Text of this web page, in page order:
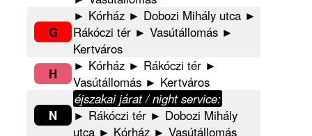
G
► Kórház ► Dobozi Mihály utca ►
Rákóczi tér ► Vasútállomás ►
Kertváros
H
► Kórház ► Rákóczi tér ►
Vasútállomás ► Kertváros
N
éjszakai járat / night service:
► Rákóczi tér ► Dobozi Mihály
utca ► Kórház ► Vasútállomás